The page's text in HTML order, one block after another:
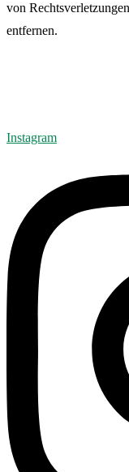
von
entfernen.
Instagram